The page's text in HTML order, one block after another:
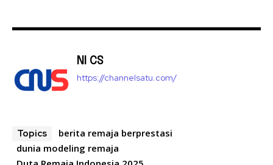
NI CS
https://channelsatu.com/
Topics
berita remaja berprestasi
dunia modeling remaja